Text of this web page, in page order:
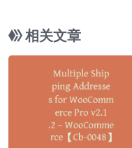
相关文章